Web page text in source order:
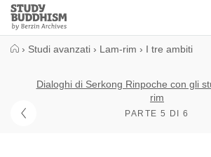
Close
Study
Buddhism
› Studi avanzati › Lam-rim › I tre ambiti
Dialoghi di Serkong Rinpoche con gli
rim
PARTE 5 DI 6